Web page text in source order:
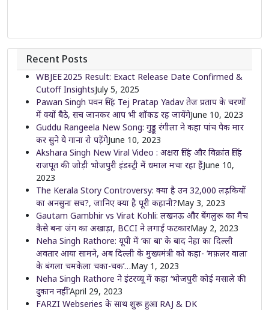
Recent Posts
WBJEE 2025 Result: Exact Release Date Confirmed &
Cutoff InsightsJuly 5, 2025
Pawan Singh पवन सिंह Tej Pratap Yadav तेज प्रताप के चरणों
में क्यों बैठे, सच जानकर आप भी शॉकड रह जायेंगेJune 10, 2023
Guddu Rangeela New Song: गुड्डू रंगीला ने कहा पांच पैक मार
कर सुने ये गाना रो पड़ेंगेJune 10, 2023
Akshara Singh New Viral Video : अक्षरा सिंह और विक्रांत सिंह
राजपूत की जोड़ी भोजपुरी इंडस्ट्री में धमाल मचा रहा हैंJune 10,
2023
The Kerala Story Controversy: क्या है उन 32,000 लड़कियों
का अनसुना सच?, जानिए क्या है पूरी कहानी?May 3, 2023
Gautam Gambhir vs Virat Kohli: लखनऊ और बेंगलुरू का मैच
कैसे बना जंग का अखाड़ा, BCCI ने लगाई फटकारMay 2, 2023
Neha Singh Rathore: यूपी में ‘का बा’ के बाद नेहा का दिल्ली
अवतार आया सामने, अब दिल्ली के मुख्यमंत्री को कहा- ‘मफ़लर वाला
के बंगला चमकेला चका-चक’…May 1, 2023
Neha Singh Rathore ने इंटरव्यू में कहा ‘भोजपुरी कोई मसाले की
दुकान नहीं’April 29, 2023
FARZI Webseries के साथ शुरू हुआ RAJ & DK